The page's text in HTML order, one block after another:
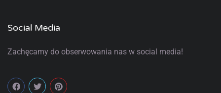
Social Media
Zachęcamy do obserwowania nas w social media!